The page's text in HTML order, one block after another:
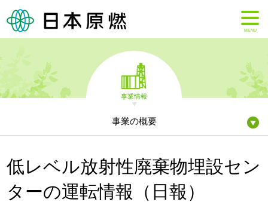
MENU
事業情報
事業の概要
低レベル放射性廃棄物埋設セン
ターの運転情報（日報）